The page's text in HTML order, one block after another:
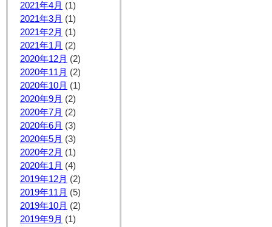
2021年4月 (1)
2021年3月 (1)
2021年2月 (1)
2021年1月 (2)
2020年12月 (2)
2020年11月 (2)
2020年10月 (1)
2020年9月 (2)
2020年7月 (2)
2020年6月 (3)
2020年5月 (3)
2020年2月 (1)
2020年1月 (4)
2019年12月 (2)
2019年11月 (5)
2019年10月 (2)
2019年9月 (1)